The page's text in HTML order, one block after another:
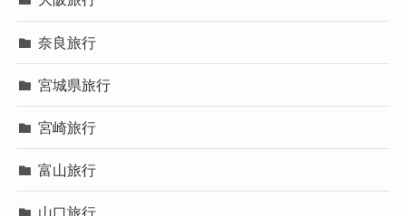
奈良旅行
宮城県旅行
宮崎旅行
富山旅行
山口旅行